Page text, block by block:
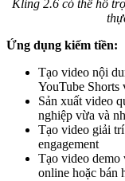
Kling 2.6 có thể hỗ
Ứng dụng kiếm tiền:
Tạo video nội
YouTube Shorts
Sản xuất video
nghiệp vừa và
Tạo video giải
engagement
Tạo video demo
online hoặc bán